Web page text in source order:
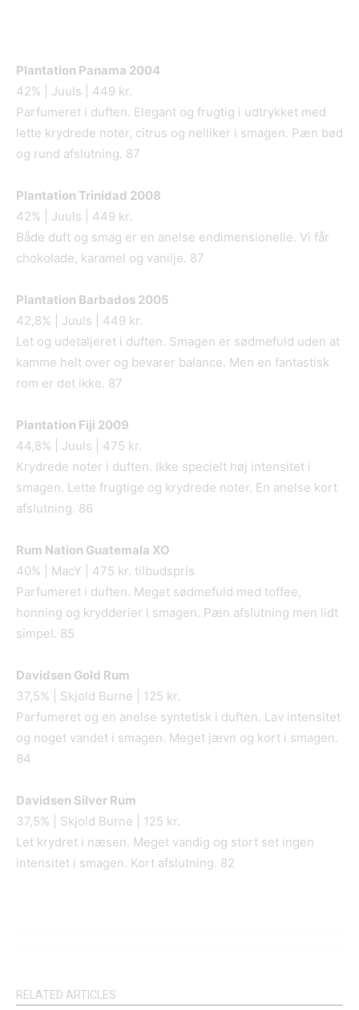
Plantation Panama 2004
42% | Juuls | 449 kr.
Parfumeret i duften. Elegant og frugtig i udtrykket med
lette krydrede noter, citrus og nelliker i smagen. Pæn bød
og rund afslutning. 87
Plantation Trinidad 2008
42% | Juuls | 449 kr.
Både duft og smag er en anelse endimensionelle. Vi får
chokolade, karamel og vanilje. 87
Plantation Barbados 2005
42,8% | Juuls | 449 kr.
Let og udetaljeret i duften. Smagen er sødmefuld uden at
kamme helt over og bevarer balance. Men en fantastisk
rom er det ikke. 87
Plantation Fiji 2009
44,8% | Juuls | 475 kr.
Krydrede noter i duften. Ikke specielt høj intensitet i
smagen. Lette frugtige og krydrede noter. En anelse kort
afslutning. 86
Rum Nation Guatemala XO
40% | MacY | 475 kr. tilbudspris
Parfumeret i duften. Meget sødmefuld med toffee,
honning og krydderier i smagen. Pæn afslutning men lidt
simpel. 85
Davidsen Gold Rum
37,5% | Skjold Burne | 125 kr.
Parfumeret og en anelse syntetisk i duften. Lav intensitet
og noget vandet i smagen. Meget jævn og kort i smagen.
84
Davidsen Silver Rum
37,5% | Skjold Burne | 125 kr.
Let krydret i næsen. Meget vandig og stort set ingen
intensitet i smagen. Kort afslutning. 82
RELATED ARTICLES